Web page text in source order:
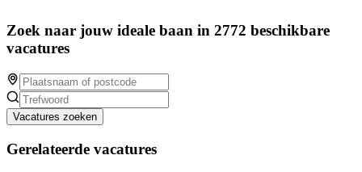
Zoek naar jouw ideale baan in 2772 beschikbare
vacatures
Vacatures zoeken
Gerelateerde vacatures